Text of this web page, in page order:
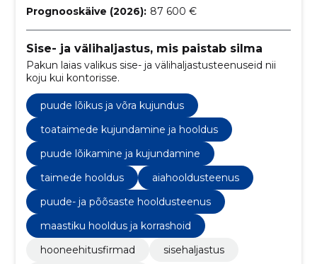
Prognooskäive (2026): 87 600 €
Sise- ja välihaljastus, mis paistab silma
Pakun laias valikus sise- ja välihaljastusteenuseid nii
koju kui kontorisse.
puude lõikus ja võra kujundus
toataimede kujundamine ja hooldus
puude lõikamine ja kujundamine
taimede hooldus
aiahooldusteenus
puude- ja põõsaste hooldusteenus
maastiku hooldus ja korrashoid
hooneehitusfirmad
sisehaljastus